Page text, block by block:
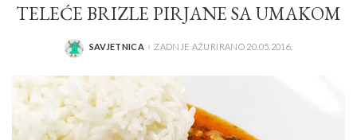
TELEĆE BRIZLE PIRJANE SA UMAKOM
POSTED
SAVJETNICA ZADNJE AŽURIRANO 20.05.2016.